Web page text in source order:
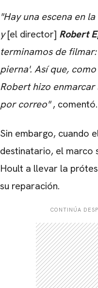
"Hay una escena en
y[el director] Robert
terminamos de
pierna'. Así que,
Robert hizo
por correo", comentó.
Sin embargo, cuando
destinatario, el marco
Hoult a llevar la
su reparación.
CONTINÚA